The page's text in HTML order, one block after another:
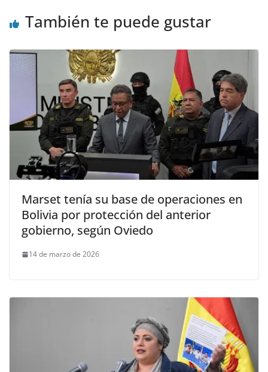
También te puede gustar
Marset tenía su base de operaciones en
Bolivia por protección del anterior
gobierno, según Oviedo
14 de marzo de 2026